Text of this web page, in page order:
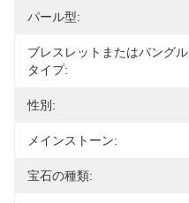
パール型:
ブレスレットまたはバングル
タイプ:
性別:
メインストーン:
宝石の種類: